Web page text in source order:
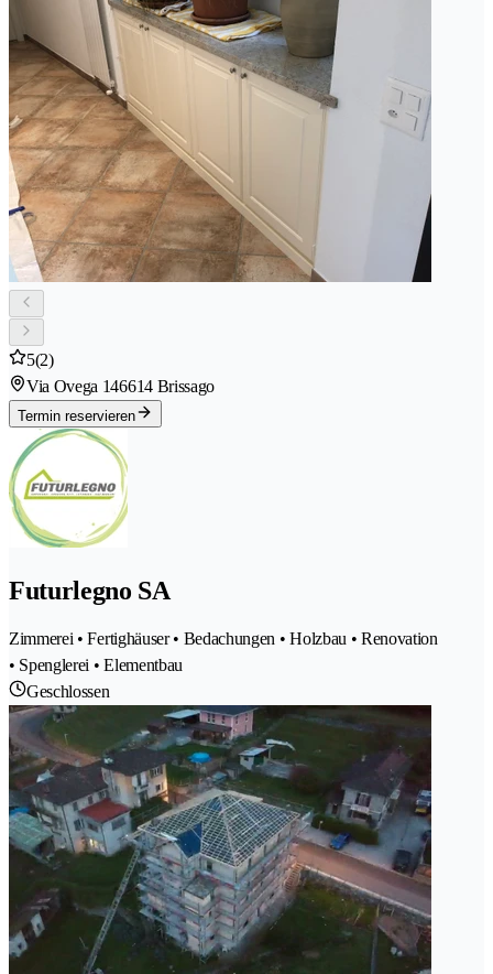
5(2)
Via Ovega 146614 Brissago
Termin reservieren
Futurlegno SA
Zimmerei • Fertighäuser • Bedachungen • Holzbau • Renovation
• Spenglerei • Elementbau
Geschlossen